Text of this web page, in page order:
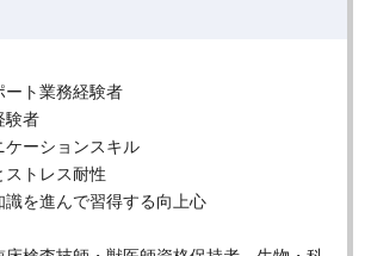
ート業務経験者
験者
ケーションスキル
ストレス耐性
識を進んで習得する向上心